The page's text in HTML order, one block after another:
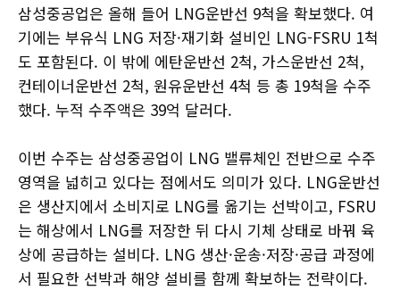
삼성중공업은 올해 들어 LNG운반선 9척을 확보했다. 여
기에는 부유식 LNG 저장·재기화 설비인 LNG-FSRU 1척
도 포함된다. 이 밖에 에탄운반선 2척, 가스운반선 2척,
컨테이너운반선 2척, 원유운반선 4척 등 총 19척을 수주
했다. 누적 수주액은 39억 달러다.
이번 수주는 삼성중공업이 LNG 밸류체인 전반으로 수주
영역을 넓히고 있다는 점에서도 의미가 있다. LNG운반선
은 생산지에서 소비지로 LNG를 옮기는 선박이고, FSRU
는 해상에서 LNG를 저장한 뒤 다시 기체 상태로 바꿔 육
상에 공급하는 설비다. LNG 생산·운송·저장·공급 과정에
서 필요한 선박과 해양 설비를 함께 확보하는 전략이다.